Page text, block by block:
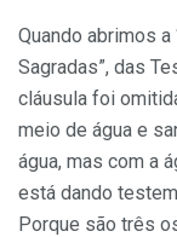
Quando abrimos
Sagradas”, das
cláusula foi
meio de água e
água, mas com a
está dando
Porque são três